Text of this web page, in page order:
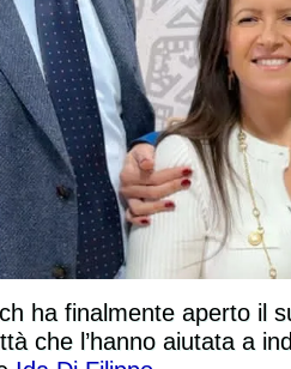
ha finalmente aperto il
che l’hanno aiutata a